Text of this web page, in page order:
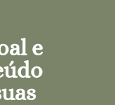
e